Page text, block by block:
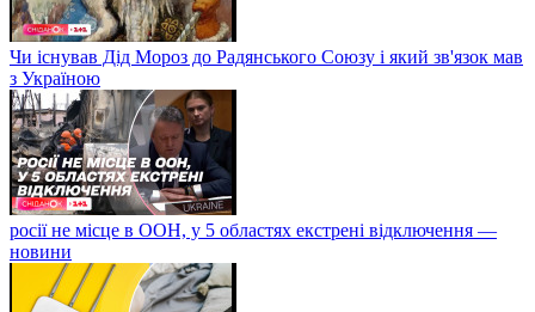
Чи існував Дід Мороз до Радянського Союзу і який зв'язок мав
з Україною
росії не місце в ООН, у 5 областях екстрені відключення —
новини